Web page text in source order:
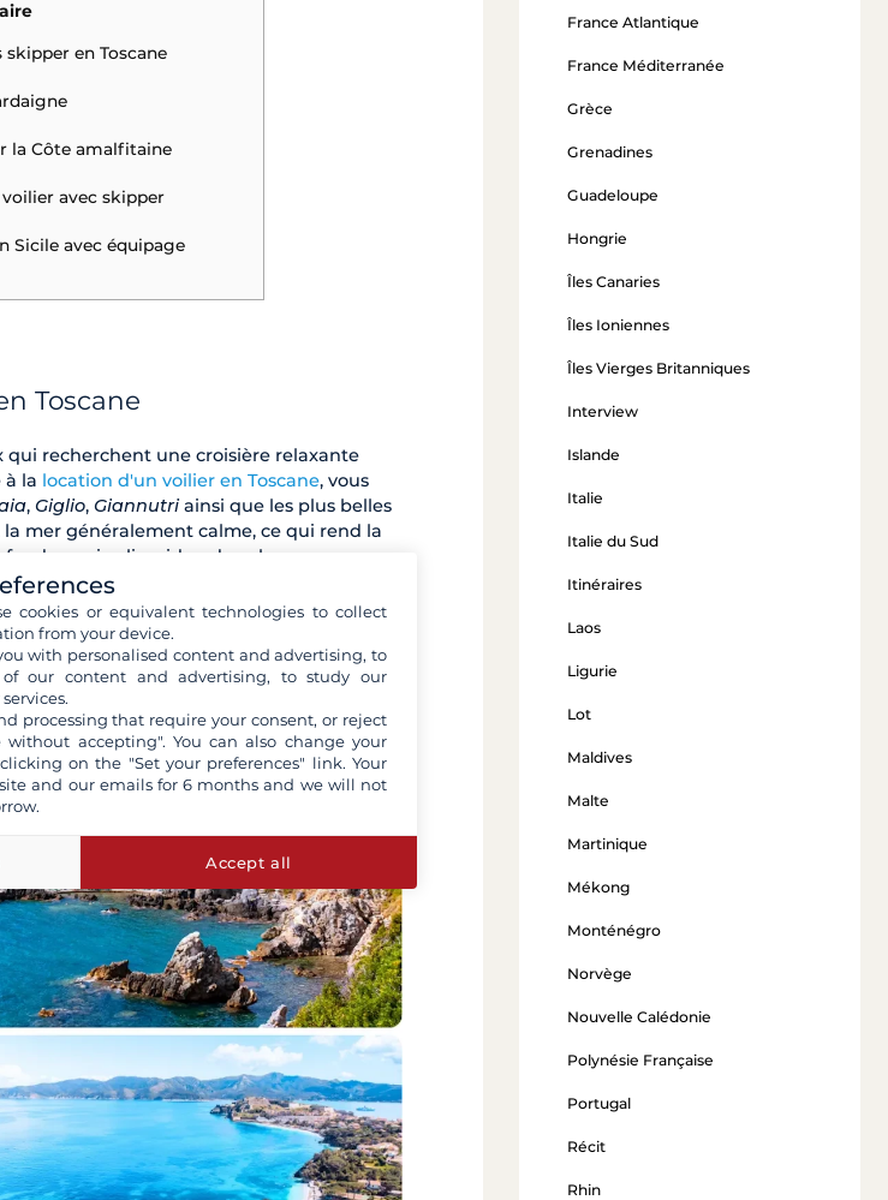
skipper en Toscane
la Côte amalfitaine
avec skipper
Sicile avec équipage
Toscane
qui recherchent une croisière relaxante
à la location d'un voilier en Toscane, vous
, Giglio, Giannutri ainsi que les plus belles
la mer généralement calme, ce qui rend la
marins limpides, des plages sauvages
et peut facilement s’adapter au vent
et charmants petits ports.
France Atlantique
France Méditerranée
Grèce
Grenadines
Guadeloupe
Hongrie
Îles Canaries
Îles Ioniennes
Îles Vierges Britanniques
Interview
Islande
Italie
Italie du Sud
Itinéraires
Laos
Ligurie
Lot
Maldives
Malte
Martinique
Mékong
Monténégro
Norvège
Nouvelle Calédonie
Polynésie Française
Portugal
Récit
Rhin
cookies or equivalent technologies to collect
from your device.
with personalised content and advertising, to
of our content and advertising, to study our
processing that require your consent, or reject
accepting". You can also change your
on the "Set your preferences" link. Your
and our emails for 6 months and we will not
Accept all